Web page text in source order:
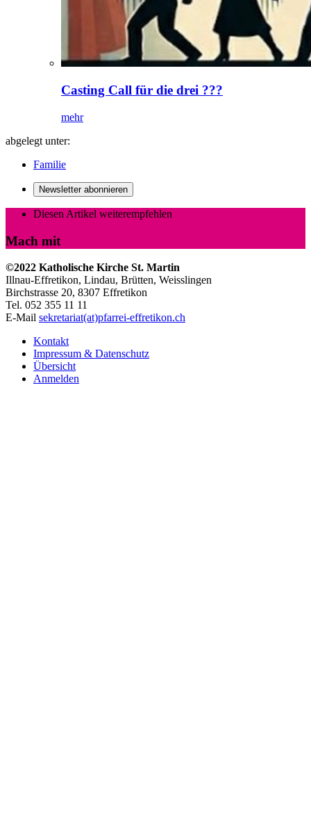
Casting Call für die drei ???
mehr
abgelegt unter:
Familie
Newsletter abonnieren
Diesen Artikel weiterempfehlen
Mach mit
©2022 Katholische Kirche St. Martin
Illnau-Effretikon, Lindau, Brütten, Weisslingen
Birchstrasse 20, 8307 Effretikon
Tel. 052 355 11 11
E-Mail sekretariat(at)pfarrei-effretikon.ch
Kontakt
Impressum & Datenschutz
Übersicht
Anmelden